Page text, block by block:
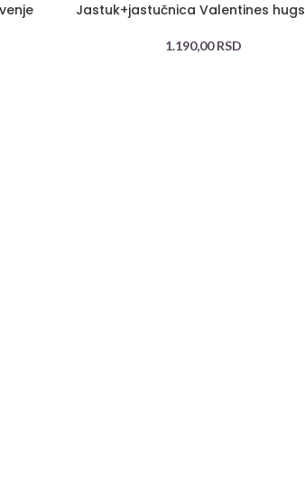
Jastuk+jastučnica Valentines hugs
1.190,00RSD